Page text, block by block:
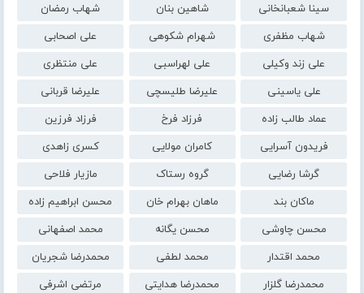
سینا شعبانخانی
شاهین بنان
شهاب رمضان
شهاب مظفری
شهرام شکوهی
علی اصحابی
علی زند وکیلی
علی لهراسبی
علی منتظری
علی یاسینی
علیرضا طلیسچی
علیرضا قربانی
عماد طالب زاده
فرزاد فرخ
فرزاد فرزین
فریدون آسرایی
کامران مولایی
کسری زاهدی
گرشا رضایی
گروه رستاک
مازیار فلاحی
ماکان بند
ماهان بهرام خان
محسن ابراهیم زاده
محسن چاوشی
محسن یگانه
محمد اصفهانی
محمد اقتدار
محمد لطفی
محمدرضا شجریان
محمدرضا گلزار
محمدرضا هدایتی
مرتضی اشرفی